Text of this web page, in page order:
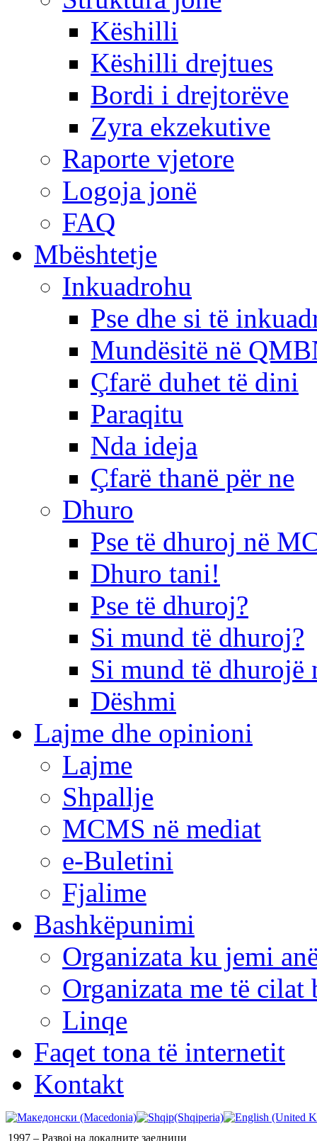
Këshilli
Këshilli drejtues
Bordi i drejtorëve
Zyra ekzekutive
Raporte vjetore
Logoja jonë
FAQ
Mbështetje
Inkuadrohu
Pse dhe si të
Mundësitë në
Çfarë duhet të dini
Paraqitu
Nda ideja
Çfarë thanë për ne
Dhuro
Pse të dhuroj në
Dhuro tani!
Pse të dhuroj?
Si mund të dhuroj?
Si mund të dhurojë
Dëshmi
Lajme dhe opinioni
Lajme
Shpallje
MCMS në mediat
e-Buletini
Fjalime
Bashkëpunimi
Organizata ku jemi
Organizata me të cilat
Linqe
Faqet tona të internetit
Kontakt
1997 – Развој на локалните заедници